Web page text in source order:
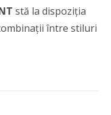
stă la dispoziția
între stiluri